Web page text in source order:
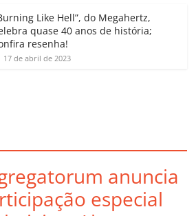
o
m
Like Hell”, do Megahertz,
quase 40 anos de história;
resenha!
17 de abril de 2023
anuncia
especial